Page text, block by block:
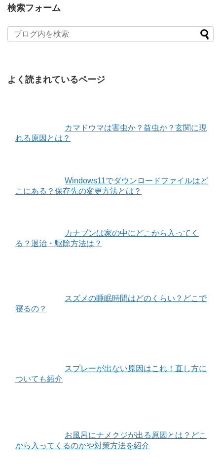
検索フォーム
よく読まれているページ
カマドウマは害虫か？益虫か？玄関に現
れる原因とは？
Windows11でダウンロードファイルはど
こにある？保存先の変更方法とは？
カナブンは家の中にどこから入ってく
る？退治・駆除方法は？
スズメの睡眠時間はどのくらい？どこで
寝るの？
スプレーが出ない原因はこれ！直し方に
ついても紹介
お風呂にナメクジが出る原因とは？どこ
から入ってくるのかや対策方法を紹介